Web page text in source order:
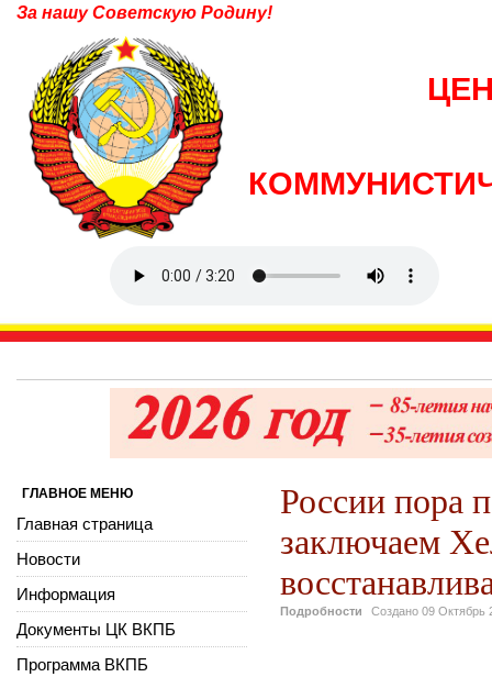
За нашу Советскую Родину!
России пора
заключаем
Подробности Создано 09 Октябрь
ГЛАВНОЕ МЕНЮ
Главная страница
Новости
Информация
Документы ЦК ВКПБ
Программа ВКПБ